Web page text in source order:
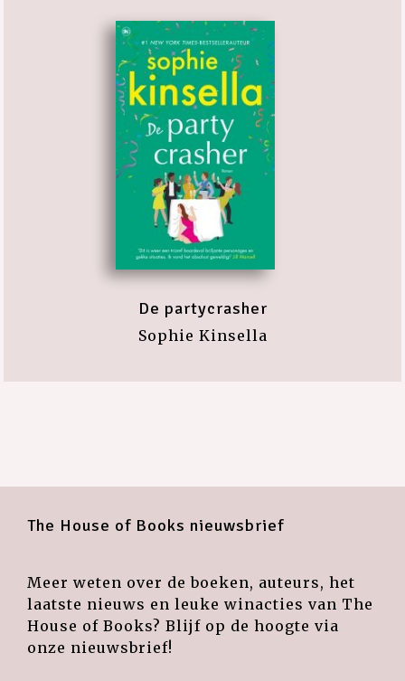
De partycrasher
Sophie Kinsella
The House of Books nieuwsbrief
Meer weten over de boeken, auteurs, het
laatste nieuws en leuke winacties van The
House of Books? Blijf op de hoogte via
onze nieuwsbrief!